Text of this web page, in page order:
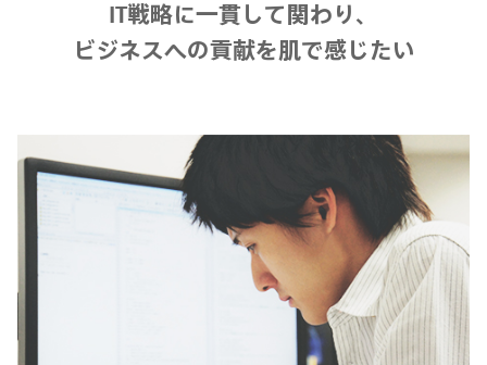
IT戦略に一貫して関わり、
ビジネスへの貢献を肌で感じたい